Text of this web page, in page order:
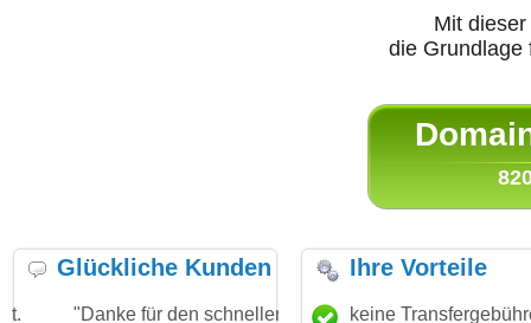
Mit
die
Glückliche Kunden
"Danke für den schnellen
"Ich bin dankbar, meine
Ihre Vorteile
keine